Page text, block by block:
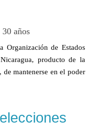
años
Organización de Estados
producto de la
de mantenerse en el poder